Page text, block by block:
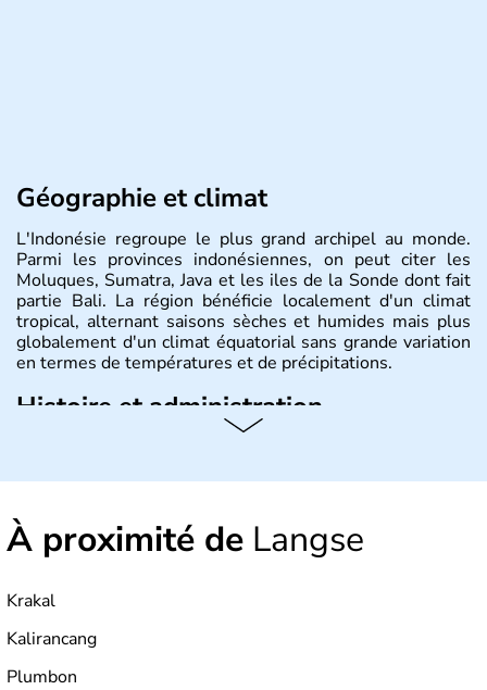
Géographie et climat
L'Indonésie regroupe le plus grand archipel au monde.
Parmi les provinces indonésiennes, on peut citer les
Moluques, Sumatra, Java et les iles de la Sonde dont fait
partie Bali. La région bénéficie localement d'un climat
tropical, alternant saisons sèches et humides mais plus
globalement d'un climat équatorial sans grande variation
en termes de températures et de précipitations.
Histoire et administration
6000 sont habitées. C'est en 1945 que son
200 millions d'habitants, élevés dans le respect des
cultures et le culte du corps, notamment au travers des
À proximité de Langse
Krakal
Kalirancang
Plumbon